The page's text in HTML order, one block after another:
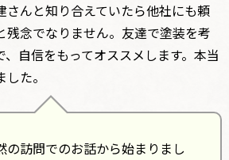
さんと知り合えていたら他社にも頼
残念でなりません。友達で塗装を考
自信をもってオススメします。本当
た。
の訪問でのお話から始まりまし